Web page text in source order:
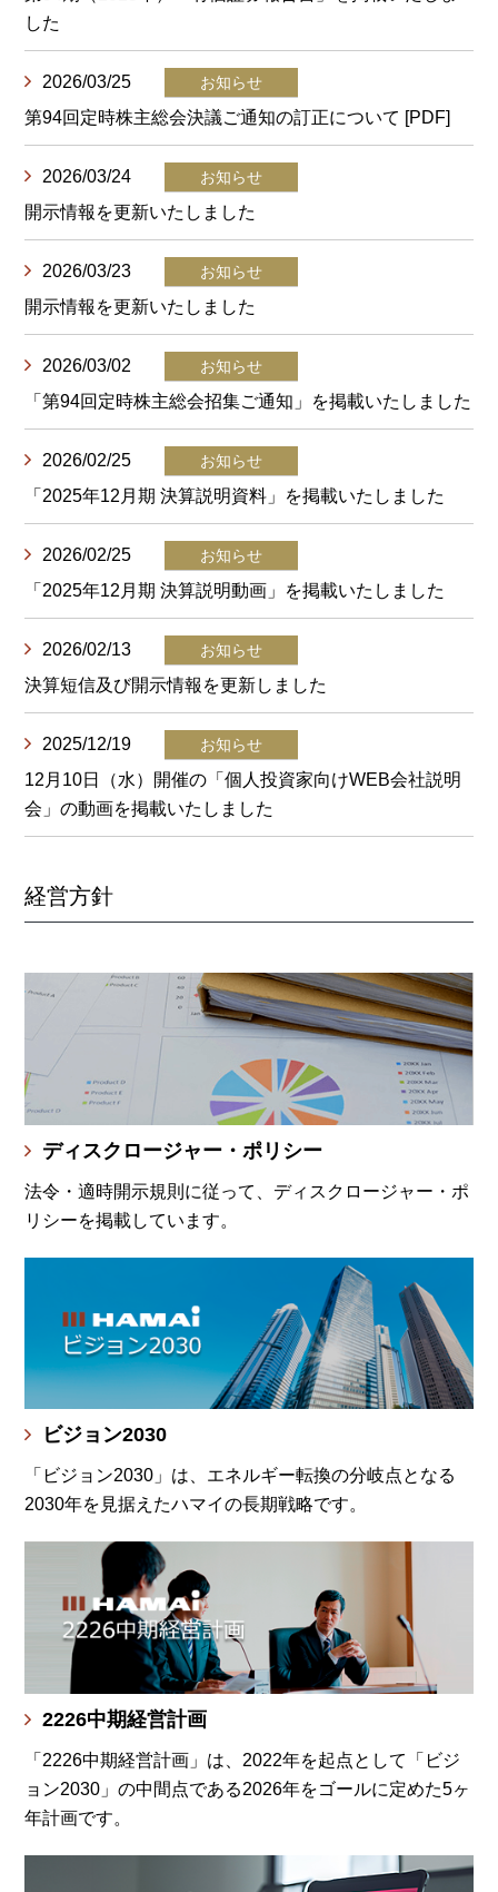
した
2026/03/25
第94回定時株主総会決議ご通知の訂正について [PDF]
2026/03/24
開示情報を更新いたしました
2026/03/23
開示情報を更新いたしました
2026/03/02
「第94回定時株主総会招集ご通知」を掲載いたしました
2026/02/25
「2025年12月期 決算説明資料」を掲載いたしました
2026/02/25
「2025年12月期 決算説明動画」を掲載いたしました
2026/02/13
決算短信及び開示情報を更新しました
2025/12/19
12月10日（水）開催の「個人投資家向けWEB会社説明
会」の動画を掲載いたしました
経営方針
ディスクロージャー・ポリシー
法令・適時開示規則に従って、ディスクロージャー・ポ
リシーを掲載しています。
ビジョン2030
「ビジョン2030」は、エネルギー転換の分岐点となる
2030年を見据えたハマイの長期戦略です。
2226中期経営計画
「2226中期経営計画」は、2022年を起点として「ビジ
ョン2030」の中間点である2026年をゴールに定めた5ヶ
年計画です。